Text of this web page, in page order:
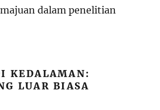
dalam penelitian
KEDALAMAN:
LUAR BIASA